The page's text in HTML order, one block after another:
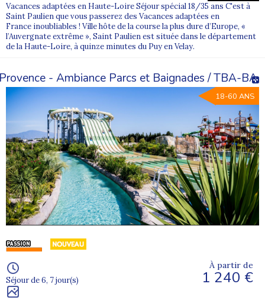
Vacances adaptées en Haute-Loire Séjour spécial 18/35 ans C'est à
Saint Paulien que vous passerez des Vacances adaptées en
France inoubliables ! Ville hôte de la course la plus dure d’Europe, «
l’Auvergnate extrême », Saint Paulien est située dans le département
de la Haute-Loire, à quinze minutes du Puy en Velay.
- Ambiance Parcs et Baignades / TBA-BA
18-60 ANS
Séjour de 6, 7 jour(s)
À partir de
1 240 €